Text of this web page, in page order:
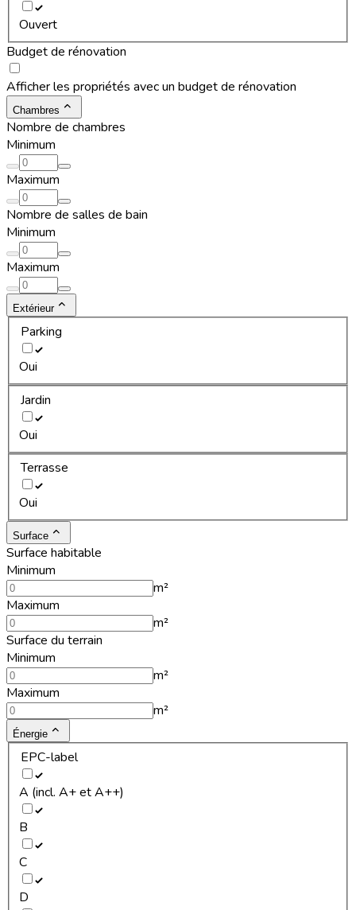
Ouvert
Budget de rénovation
Afficher les propriétés avec un budget de rénovation
Chambres
Nombre de chambres
Minimum
Maximum
Nombre de salles de bain
Minimum
Maximum
Extérieur
Parking
Oui
Jardin
Oui
Terrasse
Oui
Surface
Surface habitable
Minimum
m²
Maximum
m²
Surface du terrain
Minimum
m²
Maximum
m²
Énergie
EPC-label
A (incl. A+ et A++)
B
C
D